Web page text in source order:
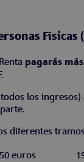
Físicas
pagarás
los
diferentes
euros